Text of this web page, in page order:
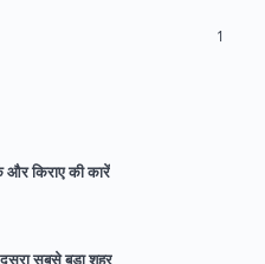
1
किराए की कारें
दूसरा सबसे बड़ा शहर